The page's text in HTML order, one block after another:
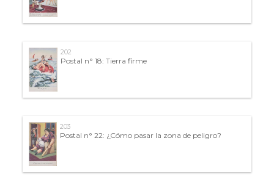
202
Postal n° 18: Tierra firme
203
Postal n° 22: ¿Cómo pasar la zona de peligro?